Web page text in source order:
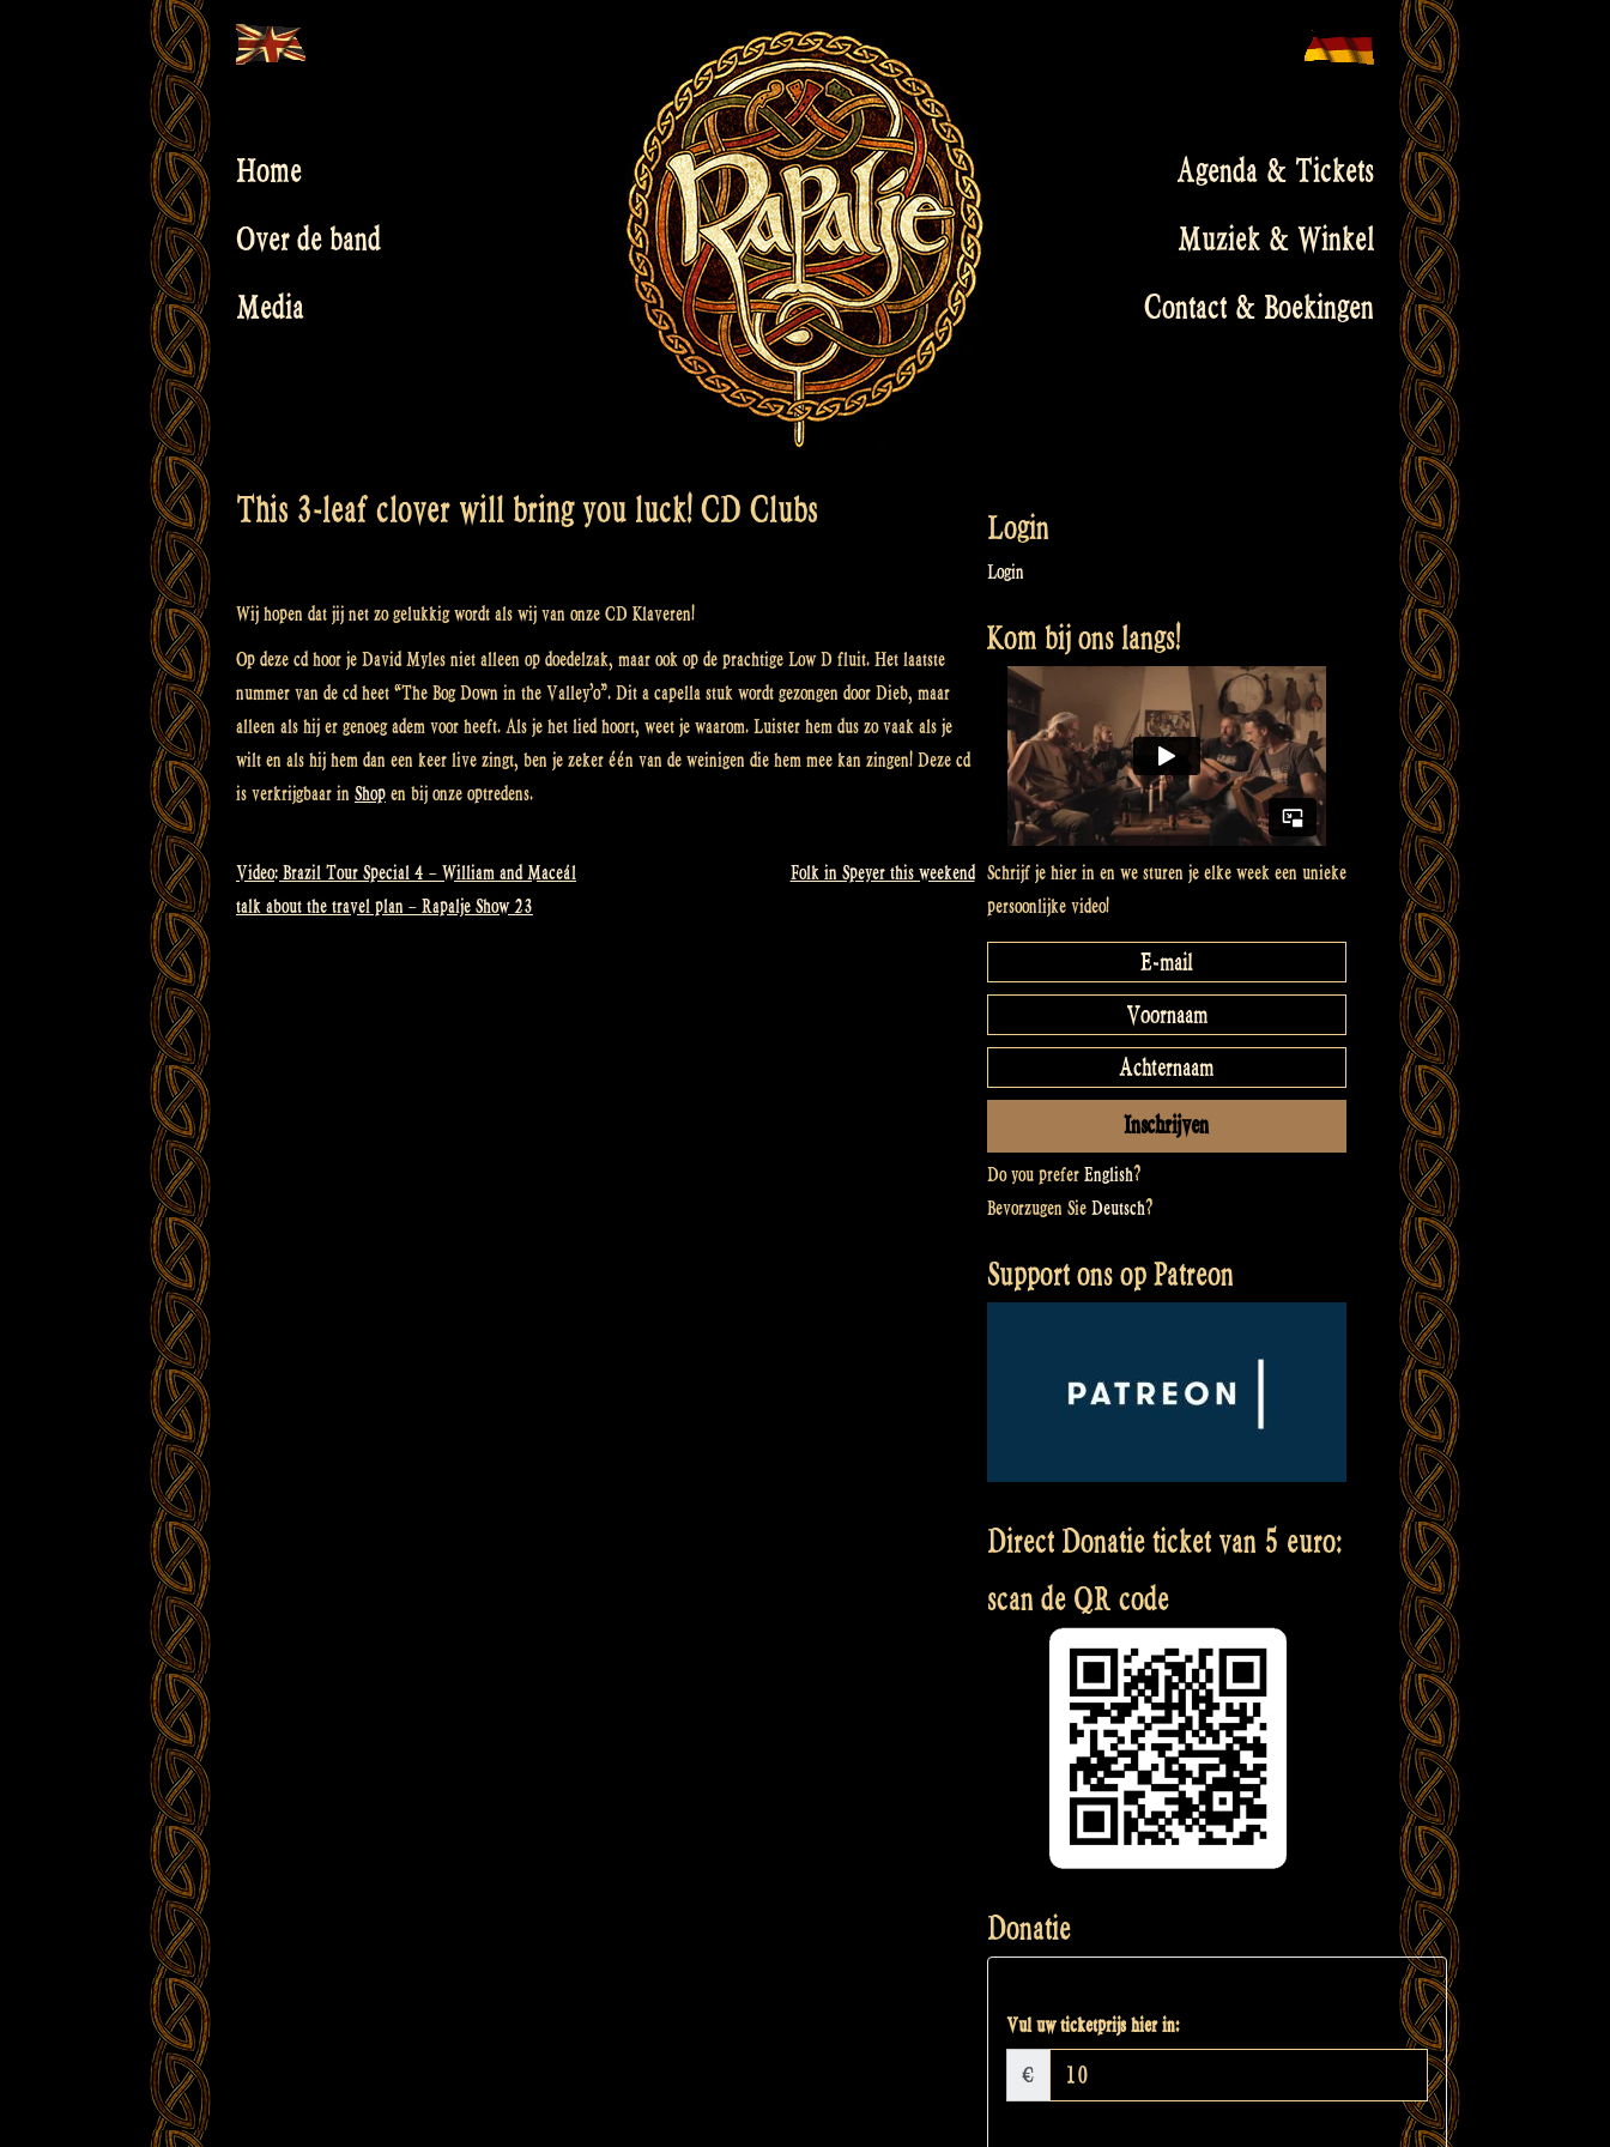
to
Home
Over de band
Media
Agenda & Tickets
Muziek & Winkel
Contact & Boekingen
This 3-leaf clover will bring you luck! CD Clubs
Wij hopen dat jij net zo gelukkig wordt als wij van onze CD Klaveren!
Op deze cd hoor je David Myles niet alleen op doedelzak, maar ook op de prachtige Low D fluit. Het laatste
nummer van de cd heet “The Bog Down in the Valley’o”. Dit a capella stuk wordt gezongen door Dieb, maar
alleen als hij er genoeg adem voor heeft. Als je het lied hoort, weet je waarom. Luister hem dus zo vaak als je
wilt en als hij hem dan een keer live zingt, ben je zeker één van de weinigen die hem mee kan zingen! Deze cd
is verkrijgbaar in Shop en bij onze optredens.
Bericht
Video: Brazil Tour Special 4 – William and Maceál
talk about the travel plan – Rapalje Show 23
Folk in Speyer this weekend
Login
Login
Kom bij ons langs!
Schrijf je hier in en we sturen je elke week een unieke
persoonlijke video!
Do you prefer English?
Bevorzugen Sie Deutsch?
Support ons op Patreon
Direct Donatie ticket van 5 euro:
scan de QR code
Donatie
Vul uw ticketprijs hier in:
€